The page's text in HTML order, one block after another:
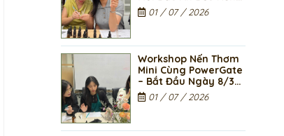
Đáng Được Tỏa
Hương Nhân Ngày
01 / 07 / 2026
Workshop Nến Thơm
Mini Cùng PowerGate
– Bắt Đầu Ngày 8/3
Bằng Một Điều Thật
Nhẹ Nhàng
01 / 07 / 2026